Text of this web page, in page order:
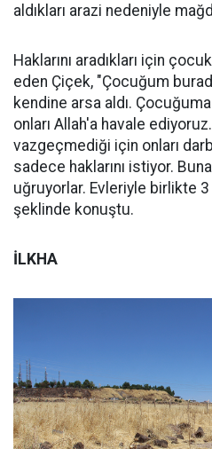
aldıkları arazi nedeniyle
Haklarını aradıkları için
eden Çiçek, "Çocuğum
kendine arsa aldı.
onları Allah'a havale
vazgeçmediği için onları
sadece haklarını istiyor.
uğruyorlar. Evleriyle birlikte 3
şeklinde konuştu.
İLKHA